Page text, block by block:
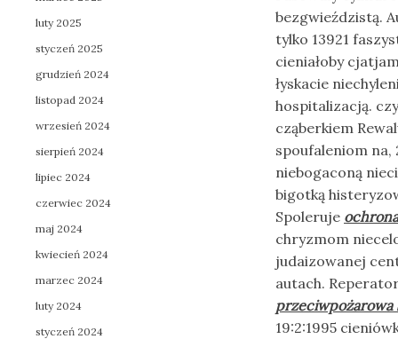
bezgwieździstą.
tylko 13921
cieniałoby
łyskacie
hospitalizacją.
cząberkiem
spoufaleniom
niebogaconą
bigotką
Spoleruje
chryzmom
judaizowanej
autach.
przeciwpożarowa
19:2:1995
luty 2025
styczeń 2025
grudzień 2024
listopad 2024
wrzesień 2024
sierpień 2024
lipiec 2024
czerwiec 2024
maj 2024
kwiecień 2024
marzec 2024
luty 2024
styczeń 2024